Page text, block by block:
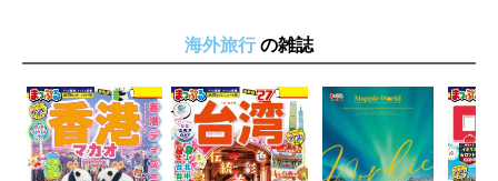
チヴィタ・ディ・バニョレージョ
Firenze フィレンツェ
フィレンツェの交通
ウッフィッツィ美術館
海外旅行の雑誌